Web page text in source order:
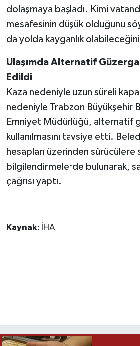
dolaşmaya başladı. Kimi
mesafesinin düşük olduğunu
da yolda kayganlık
Ulaşımda Alternatif
Edildi
Kaza nedeniyle uzun süreli
nedeniyle Trabzon Büyükşehir
Emniyet Müdürlüğü, alternatif
kullanılmasını tavsiye etti.
hesapları üzerinden sürücülere
bilgilendirmelerde bulunarak,
çağrısı yaptı.
Kaynak: İHA